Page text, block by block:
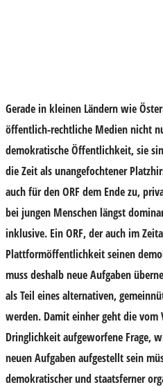
Gerade in kleinen Ländern wie
öffentlich-rechtliche Medien nicht
demokratische Öffentlichkeit, sie
die Zeit als unangefochtener
auch für den ORF dem Ende zu,
bei jungen Menschen längst
inklusive. Ein ORF, der auch im
Plattformöffentlichkeit seinen
muss deshalb neue Aufgaben
als Teil eines alternativen,
werden. Damit einher geht die vom
Dringlichkeit aufgeworfene Frage,
neuen Aufgaben aufgestellt sein
demokratischer und staatsferner